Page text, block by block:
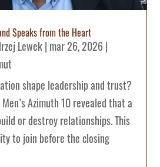
Speaks from the Heart
Lewek| mar 26, 2026|
shape leadership and trust?
Azimuth 10 revealed that a
or destroy relationships. This
to join before the closing